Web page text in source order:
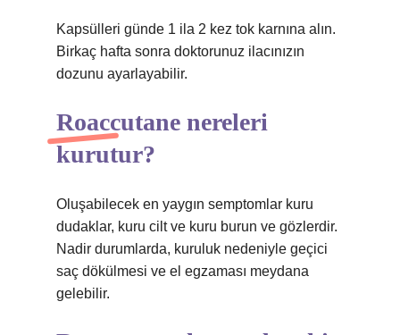
Kapsülleri günde 1 ila 2 kez tok karnına alın.
Birkaç hafta sonra doktorunuz ilacınızın
dozunu ayarlayabilir.
Roaccutane nereleri
kurutur?
Oluşabilecek en yaygın semptomlar kuru
dudaklar, kuru cilt ve kuru burun ve gözlerdir.
Nadir durumlarda, kuruluk nedeniyle geçici
saç dökülmesi ve el egzaması meydana
gelebilir.